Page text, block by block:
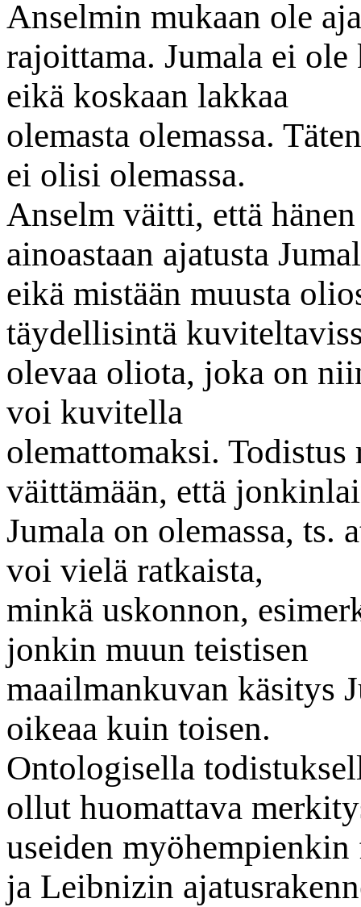
Anselmin mukaan ole
rajoittama. Jumala ei
eikä koskaan lakkaa
olemasta olemassa.
ei olisi olemassa.
Anselm väitti, että
ainoastaan ajatusta
eikä mistään muusta
täydellisintä
olevaa oliota, joka on
voi kuvitella
olemattomaksi.
väittämään, että
Jumala on olemassa, ts.
voi vielä ratkaista,
minkä uskonnon,
jonkin muun teistisen
maailmankuvan käsitys
oikeaa kuin toisen.
Ontologisella
ollut huomattava
useiden
ja Leibnizin